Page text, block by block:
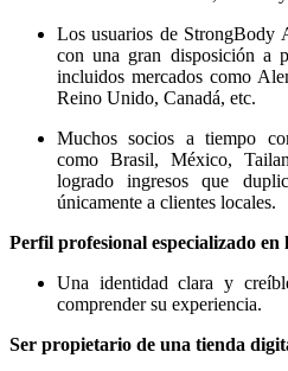
Los usuarios de StrongBody
con una gran disposición a
incluidos mercados como
Reino Unido, Canadá, etc.
Muchos socios a tiempo
como Brasil, México,
logrado ingresos que
únicamente a clientes locales.
Perfil profesional especializado
Una identidad clara y
comprender su experiencia.
Ser propietario de una tienda